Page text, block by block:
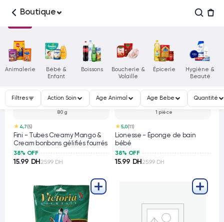
Boutique
Animalerie
Bébé &
Enfant
Boissons
Boucherie &
Volaille
Épicerie
Hygiène &
Beauté
Filtres Action Soin Age Animal Age Bebe Quantité
80 g
★ 4,7 (5)
Fini - Tubes Creamy Mango &
Cream bonbons gélifiés fourrés
38% OFF
15.99 DH 25.99 DH
1 pièce
★ 5,0(11)
Lionesse - Éponge de bain
bébé
38% OFF
15.99 DH 25.99 DH